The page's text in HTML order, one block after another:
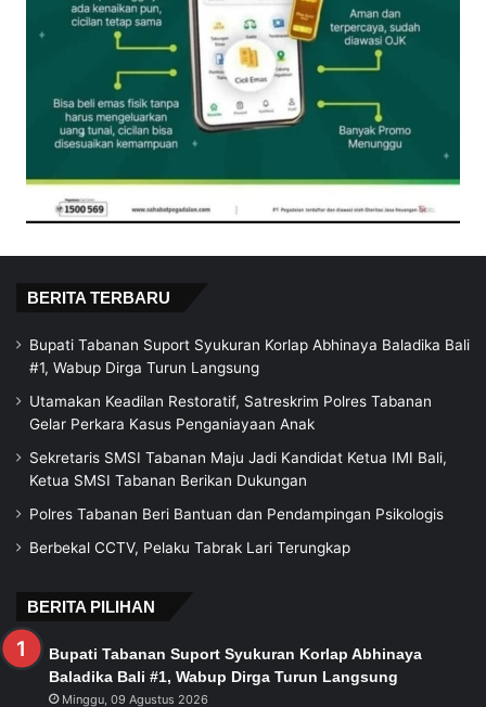
BERITA TERBARU
Bupati Tabanan Suport Syukuran Korlap Abhinaya Baladika Bali
#1, Wabup Dirga Turun Langsung
Utamakan Keadilan Restoratif, Satreskrim Polres Tabanan
Gelar Perkara Kasus Penganiayaan Anak
Sekretaris SMSI Tabanan Maju Jadi Kandidat Ketua IMI Bali,
Ketua SMSI Tabanan Berikan Dukungan
Polres Tabanan Beri Bantuan dan Pendampingan Psikologis
Berbekal CCTV, Pelaku Tabrak Lari Terungkap
BERITA PILIHAN
Bupati Tabanan Suport Syukuran Korlap Abhinaya
Baladika Bali #1, Wabup Dirga Turun Langsung
Minggu, 09 Agustus 2026